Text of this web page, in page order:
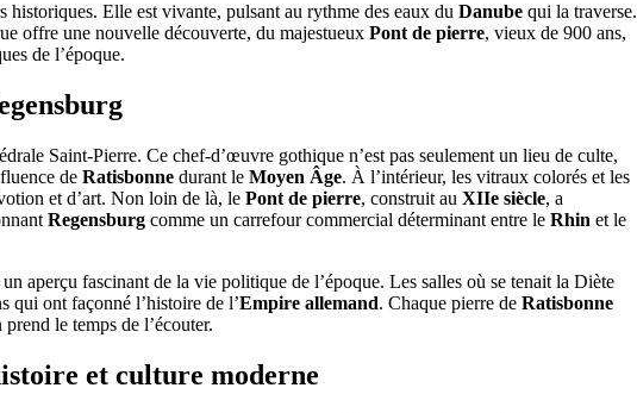
historiques. Elle est vivante, pulsant au rythme des eaux du Danube qui la traverse.
offre une nouvelle découverte, du majestueux Pont de pierre, vieux de 900 ans,
de l’époque.
Saint-Pierre. Ce chef-d’œuvre gothique n’est pas seulement un lieu de culte,
de Ratisbonne durant le Moyen Âge. À l’intérieur, les vitraux colorés et les
et d’art. Non loin de là, le Pont de pierre, construit au XIIe siècle, a
Regensburg comme un carrefour commercial déterminant entre le Rhin et le
aperçu fascinant de la vie politique de l’époque. Les salles où se tenait la Diète
qui ont façonné l’histoire de l’Empire allemand. Chaque pierre de Ratisbonne
le temps de l’écouter.
et culture moderne